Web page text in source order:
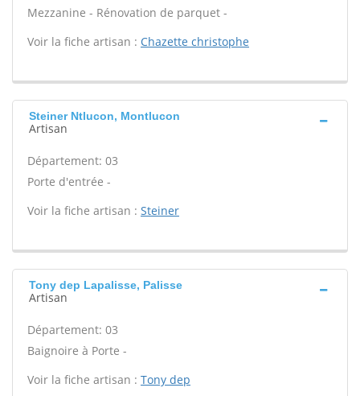
Mezzanine - Rénovation de parquet -
Voir la fiche artisan : Chazette christophe
Steiner Ntlucon, Montlucon
Artisan
Département: 03
Porte d'entrée -
Voir la fiche artisan : Steiner
Tony dep Lapalisse, Palisse
Artisan
Département: 03
Baignoire à Porte -
Voir la fiche artisan : Tony dep